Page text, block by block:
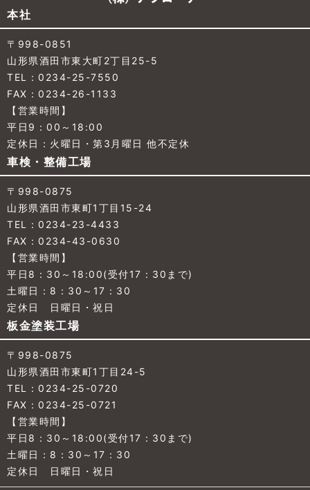
本社
〒998-0851
山形県酒田市東大町2丁目25-5
TEL：0234-25-7550
FAX：0234-26-1133
【営業時間】
平日9：00～18:00
定休日：火曜日・第3月曜日 他不定休
車検・整備工場
〒998-0875
山形県酒田市東町1丁目15-24
TEL：0234-23-4433
FAX：0234-43-0630
【営業時間】
平日8：30～18:00(受付17：30まで)
土曜日：8：30～17：30
定休日 日曜日・祝日
板金塗装工場
〒998-0875
山形県酒田市東町1丁目24-5
TEL：0234-25-0720
FAX：0234-25-0721
【営業時間】
平日8：30～18:00(受付17：30まで)
土曜日：8：30～17：30
定休日 日曜日・祝日